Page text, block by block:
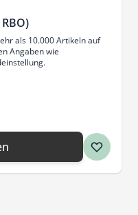
als 10.000 Artikeln auf
Angaben wie